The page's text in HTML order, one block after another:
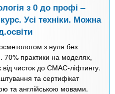
з 0 до профі –
Усі техніки. Можна
з нуля без
70% практики на моделях,
від чисток до СМАС-ліфтингу.
та сертифікат
та англійською мовами.